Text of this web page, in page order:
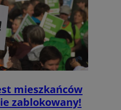
mieszkańców
zablokowany!